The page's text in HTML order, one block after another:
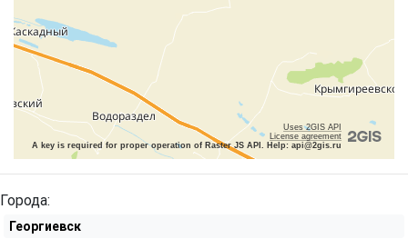
Uses 2GIS API
License agreement
A key is required for proper operation of Raster JS API. Help: api@2gis.ru
Города:
Георгиевск